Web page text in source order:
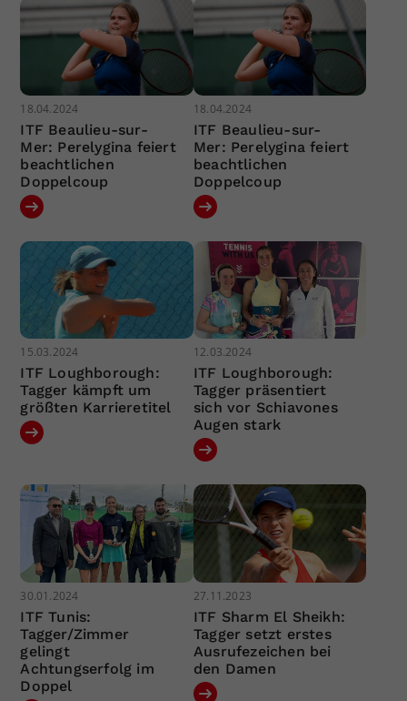
18.04.2024
ITF Beaulieu-sur-
Mer: Perelygina feiert
beachtlichen
Doppelcoup
18.04.2024
ITF Beaulieu-sur-
Mer: Perelygina feiert
beachtlichen
Doppelcoup
15.03.2024
ITF Loughborough:
Tagger kämpft um
größten Karrieretitel
12.03.2024
ITF Loughborough:
Tagger präsentiert
sich vor Schiavones
Augen stark
30.01.2024
ITF Tunis:
Tagger/Zimmer
gelingt
Achtungserfolg im
Doppel
27.11.2023
ITF Sharm El Sheikh:
Tagger setzt erstes
Ausrufezeichen bei
den Damen